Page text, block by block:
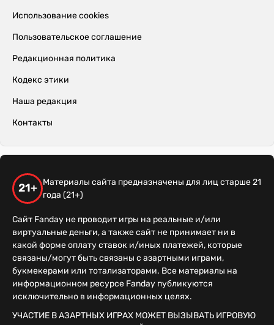
Использование cookies
Пользовательское соглашение
Редакционная политика
Кодекс этики
Наша редакция
Контакты
21+
Материалы сайта предназначены для лиц старше 21
года (21+)
Сайт Fanday не проводит игры на реальные и/или
виртуальные деньги, а также сайт не принимает ни в
какой форме оплату ставок и/иных платежей, которые
связаны/могут быть связаны с азартными играми,
букмекерами или тотализаторами. Все материалы на
информационном ресурсе Fanday публикуются
исключительно в информационных целях.
УЧАСТИЕ В АЗАРТНЫХ ИГРАХ МОЖЕТ ВЫЗЫВАТЬ ИГРОВУЮ